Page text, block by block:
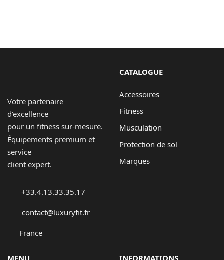
Votre partenaire
d’excellence
pour un fitness sur-mesure.
Équipements premium et
service
client expert.
+33.4.13.33.35.17
contact@luxuryfit.fr
France
CATALOGUE
Accessoires
Fitness
Musculation
Protection de sol
Marques